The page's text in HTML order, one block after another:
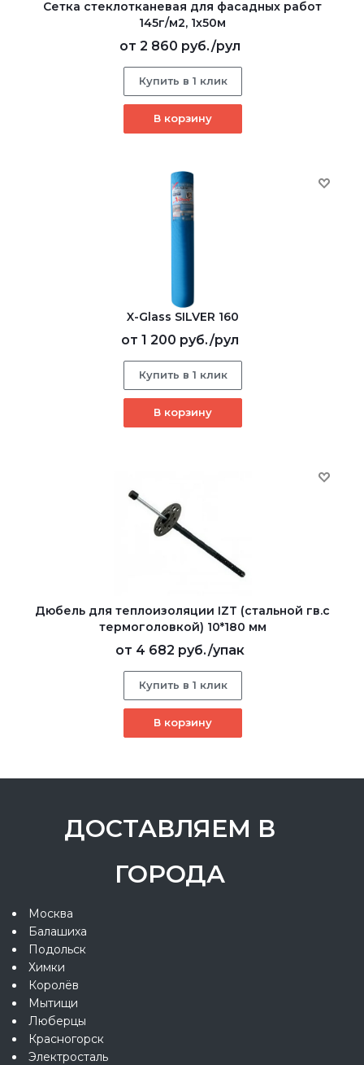
Сетка стеклотканевая для фасадных работ
145г/м2, 1х50м
от 2 860 руб./рул
Купить в 1 клик
В корзину
X-Glass SILVER 160
от 1 200 руб./рул
Купить в 1 клик
В корзину
Дюбель для теплоизоляции IZT (стальной гв.с
термоголовкой) 10*180 мм
от 4 682 руб./упак
Купить в 1 клик
В корзину
ДОСТАВЛЯЕМ В
ГОРОДА
Москва
Балашиха
Подольск
Химки
Королёв
Мытищи
Люберцы
Красногорск
Электросталь